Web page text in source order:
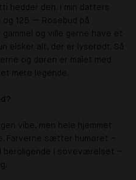
hedder den. I min datters
125 — Rosebud på
og ville gerne have et
elsker alt, der er lyserødt. Så
og døren er malet med
mere legende.
vibe, men hele hjemmet
Farverne sætter humøret –
beroligende i soveværelset –